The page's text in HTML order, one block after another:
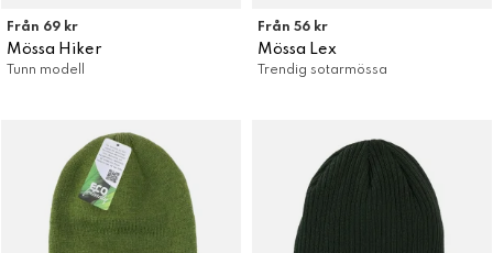
Från 69 kr
Mössa Hiker
Tunn modell
Från 56 kr
Mössa Lex
Trendig sotarmössa